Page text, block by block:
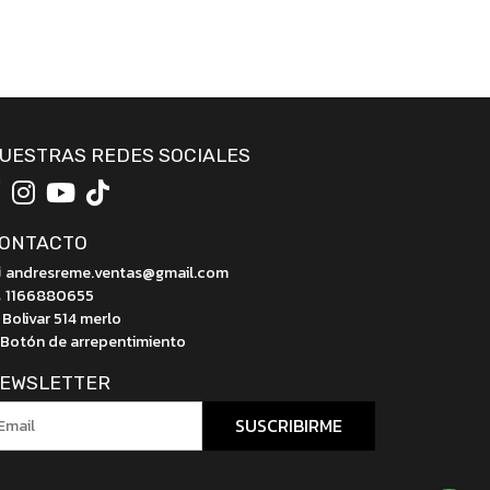
REDES SOCIALES
andresreme.ventas@gmail.com
1166880655
Bolivar 514 merlo
Botón de arrepentimiento
SUSCRIBIRME